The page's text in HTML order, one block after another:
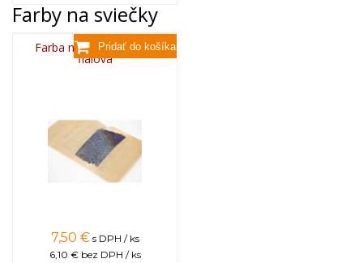
Farby na sviečky
Farba na sviečky, 25g -
fialová
7,50 € s DPH / ks
6,10 € bez DPH / ks